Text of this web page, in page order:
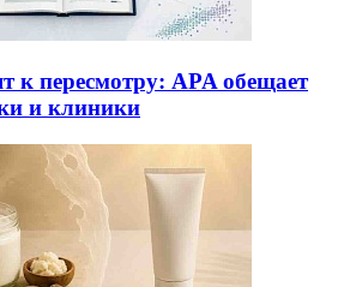
к пересмотру: APA обещает
и клиники